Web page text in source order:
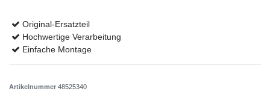
Original-Ersatzteil
Hochwertige Verarbeitung
Einfache Montage
Artikelnummer 48525340